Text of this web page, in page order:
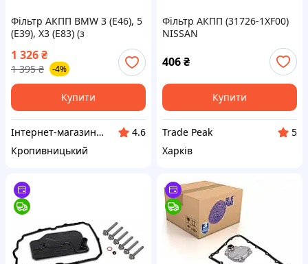
Фільтр АКПП BMW 3 (E46), 5
(E39), X3 (E83) (з
3141370003/S (MEYLE) ВС O
46001180890 VE
1 326₴
1 395 ₴ -4%
Купити
Інтернет-магазин "Запчастинки"
4.6
Кропивницький
Фільтр АКПП (31726-1XF00)
NISSAN
406₴
Купити
Trade Peak
5
Харків